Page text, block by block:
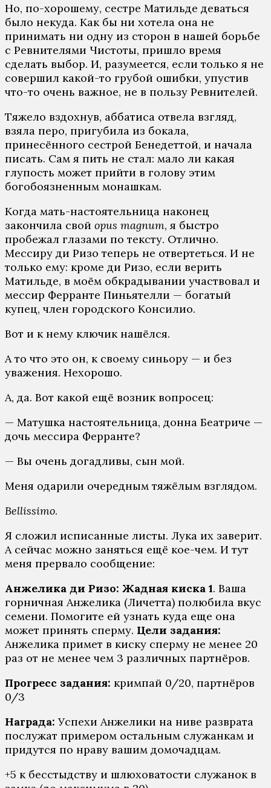
Но, по-хорошему, сестре Матильде деваться
было некуда. Как бы ни хотела она не
принимать ни одну из сторон в нашей борьбе
с Ревнителями Чистоты, пришло время
сделать выбор. И, разумеется, если только я не
совершил какой-то грубой ошибки, упустив
что-то очень важное, не в пользу Ревнителей.
Тяжело вздохнув, аббатиса отвела взгляд,
взяла перо, пригубила из бокала,
принесённого сестрой Бенедеттой, и начала
писать. Сам я пить не стал: мало ли какая
глупость может прийти в голову этим
богобоязненным монашкам.
Когда мать-настоятельница наконец
закончила свой opus magnum, я быстро
пробежал глазами по тексту. Отлично.
Мессиру ди Ризо теперь не отвертеться. И не
только ему: кроме ди Ризо, если верить
Матильде, в моём обкрадывании участвовал и
мессир Ферранте Пиньятелли — богатый
купец, член городского Консилио.
Вот и к нему ключик нашёлся.
А то что это он, к своему синьору — и без
уважения. Нехорошо.
А, да. Вот какой ещё возник вопросец:
— Матушка настоятельница, донна Беатриче —
дочь мессира Ферранте?
— Вы очень догадливы, сын мой.
Меня одарили очередным тяжёлым взглядом.
Bellissimo.
Я сложил исписанные листы. Лука их заверит.
А сейчас можно заняться ещё кое-чем. И тут
меня прервало сообщение:
Анжелика ди Ризо: Жадная киска 1. Ваша
горничная Анжелика (Личетта) полюбила вкус
семени. Помогите ей узнать куда еще она
может принять сперму. Цели задания:
Анжелика примет в киску сперму не менее 20
раз от не менее чем 3 различных партнёров.
Прогресс задания: кримпай 0/20, партнёров
0/3
Награда: Успехи Анжелики на ниве разврата
послужат примером остальным служанкам и
придутся по нраву вашим домочадцам.
+5 к бесстыдству и шлюховатости служанок в